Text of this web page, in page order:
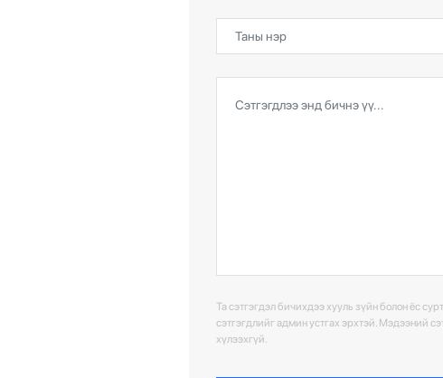
Та сэтгэгдэл бичихдээ хууль зүйн болон ёс
сэтгэгдлийг админ устгах эрхтэй. Мэдээний
хүлээхгүй.